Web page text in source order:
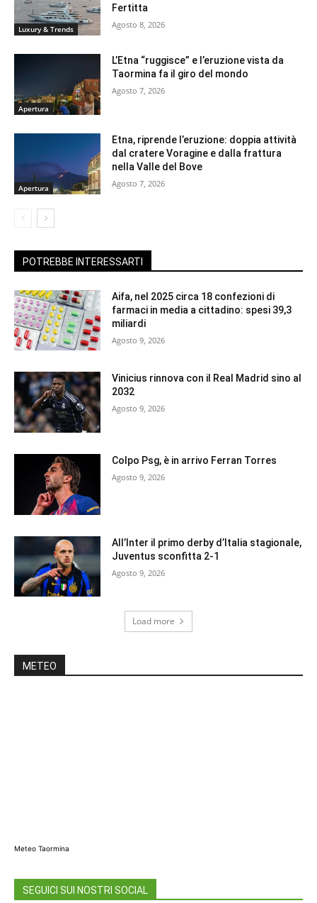
Luxury & Trends
Fertitta
Agosto 8, 2026
Apertura
L’Etna “ruggisce” e l’eruzione vista da
Taormina fa il giro del mondo
Agosto 7, 2026
Apertura
Etna, riprende l’eruzione: doppia attività
dal cratere Voragine e dalla frattura
nella Valle del Bove
Agosto 7, 2026
POTREBBE INTERESSARTI
Aifa, nel 2025 circa 18 confezioni di
farmaci in media a cittadino: spesi 39,3
miliardi
Agosto 9, 2026
Vinicius rinnova con il Real Madrid sino al
2032
Agosto 9, 2026
Colpo Psg, è in arrivo Ferran Torres
Agosto 9, 2026
All’Inter il primo derby d’Italia stagionale,
Juventus sconfitta 2-1
Agosto 9, 2026
Load more
METEO
Meteo Taormina
SEGUICI SUI NOSTRI SOCIAL